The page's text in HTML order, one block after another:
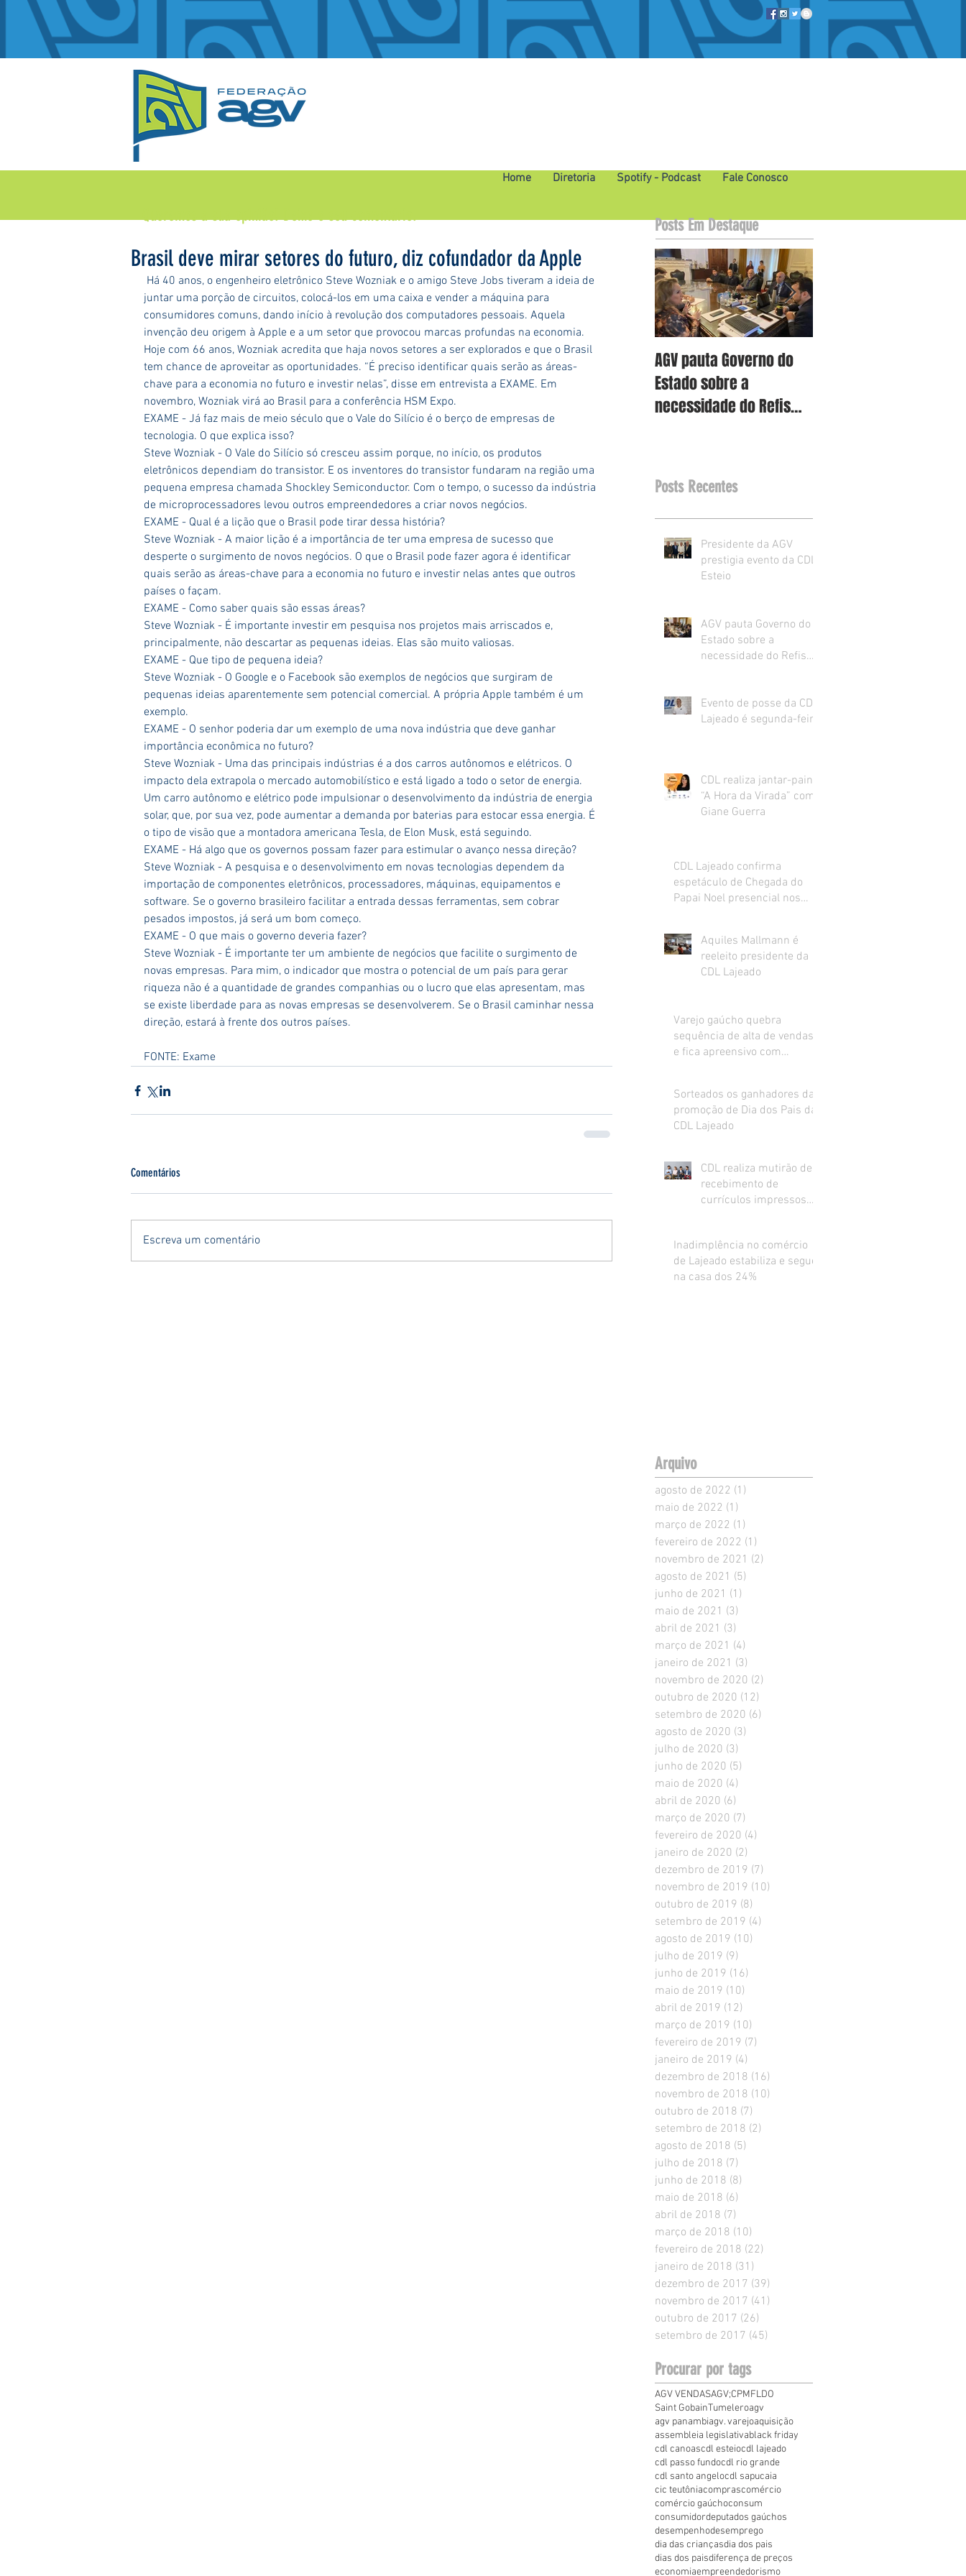
Home Diretoria Spotify - Podcast Fale Conosco
Queremos a sua opinião!Deixe o seu comentário.
Brasil deve mirar setores do futuro, diz cofundador da Apple
juntar uma porção de circuitos, colocá-los em uma caixa e vender a máquina para
consumidores comuns, dando início à revolução dos computadores pessoais. Aquela
invenção deu origem à Apple e a um setor que provocou marcas profundas na economia.
Hoje com 66 anos, Wozniak acredita que haja novos setores a ser explorados e que o Brasil
tem chance de aproveitar as oportunidades. “É preciso identificar quais serão as áreas-
chave para a economia no futuro e investir nelas”, disse em entrevista a EXAME. Em
novembro, Wozniak virá ao Brasil para a conferência HSM Expo.
EXAME - Já faz mais de meio século que o Vale do Silício é o berço de empresas de
tecnologia. O que explica isso?
Steve Wozniak - O Vale do Silício só cresceu assim porque, no início, os produtos
eletrônicos dependiam do transistor. E os inventores do transistor fundaram na região uma
pequena empresa chamada Shockley Semiconductor. Com o tempo, o sucesso da indústria
de microprocessadores levou outros empreendedores a criar novos negócios.
EXAME - Qual é a lição que o Brasil pode tirar dessa história?
Steve Wozniak - A maior lição é a importância de ter uma empresa de sucesso que
desperte o surgimento de novos negócios. O que o Brasil pode fazer agora é identificar
quais serão as áreas-chave para a economia no futuro e investir nelas antes que outros
países o façam.
EXAME - Como saber quais são essas áreas?
Steve Wozniak - É importante investir em pesquisa nos projetos mais arriscados e,
principalmente, não descartar as pequenas ideias. Elas são muito valiosas.
EXAME - Que tipo de pequena ideia?
Steve Wozniak - O Google e o Facebook são exemplos de negócios que surgiram de
pequenas ideias aparentemente sem potencial comercial. A própria Apple também é um
exemplo.
EXAME - O senhor poderia dar um exemplo de uma nova indústria que deve ganhar
importância econômica no futuro?
Steve Wozniak - Uma das principais indústrias é a dos carros autônomos e elétricos. O
impacto dela extrapola o mercado automobilístico e está ligado a todo o setor de energia.
Um carro autônomo e elétrico pode impulsionar o desenvolvimento da indústria de energia
solar, que, por sua vez, pode aumentar a demanda por baterias para estocar essa energia. É
o tipo de visão que a montadora americana Tesla, de Elon Musk, está seguindo.
EXAME - Há algo que os governos possam fazer para estimular o avanço nessa direção?
Steve Wozniak - A pesquisa e o desenvolvimento em novas tecnologias dependem da
importação de componentes eletrônicos, processadores, máquinas, equipamentos e
software. Se o governo brasileiro facilitar a entrada dessas ferramentas, sem cobrar
pesados impostos, já será um bom começo.
EXAME - O que mais o governo deveria fazer?
Steve Wozniak - É importante ter um ambiente de negócios que facilite o surgimento de
novas empresas. Para mim, o indicador que mostra o potencial de um país para gerar
riqueza não é a quantidade de grandes companhias ou o lucro que elas apresentam, mas
se existe liberdade para as novas empresas se desenvolverem. Se o Brasil caminhar nessa
direção, estará à frente dos outros países.
FONTE: Exame
Comentários
Escreva um comentário
Posts Em Destaque
AGV pauta Governo do
Estado sobre a
necessidade do Refis
Posts Recentes
Presidente da AGV
prestigia evento da CDL
Esteio
AGV pauta Governo do
Estado sobre a
necessidade do Refis
Evento de posse da CDL
Lajeado é segunda-feira
CDL realiza jantar-painel
“A Hora da Virada” com
Giane Guerra
CDL Lajeado confirma
espetáculo de Chegada do
Papai Noel presencial nos
Aquiles Mallmann é
reeleito presidente da
CDL Lajeado
Varejo gaúcho quebra
sequência de alta de vendas
e fica apreensivo com
Sorteados os ganhadores da
promoção de Dia dos Pais da
CDL Lajeado
CDL realiza mutirão de
recebimento de
currículos impressos
Inadimplência no comércio
de Lajeado estabiliza e segue
na casa dos 24%
Arquivo
agosto de 2022 (1)
maio de 2022 (1)
março de 2022 (1)
fevereiro de 2022 (1)
novembro de 2021 (2)
agosto de 2021 (5)
junho de 2021 (1)
maio de 2021 (3)
abril de 2021 (3)
março de 2021 (4)
janeiro de 2021 (3)
novembro de 2020 (2)
outubro de 2020 (12)
setembro de 2020 (6)
agosto de 2020 (3)
julho de 2020 (3)
junho de 2020 (5)
maio de 2020 (4)
abril de 2020 (6)
março de 2020 (7)
fevereiro de 2020 (4)
janeiro de 2020 (2)
dezembro de 2019 (7)
novembro de 2019 (10)
outubro de 2019 (8)
setembro de 2019 (4)
agosto de 2019 (10)
julho de 2019 (9)
junho de 2019 (16)
maio de 2019 (10)
abril de 2019 (12)
março de 2019 (10)
fevereiro de 2019 (7)
janeiro de 2019 (4)
dezembro de 2018 (16)
novembro de 2018 (10)
outubro de 2018 (7)
setembro de 2018 (2)
agosto de 2018 (5)
julho de 2018 (7)
junho de 2018 (8)
maio de 2018 (6)
abril de 2018 (7)
março de 2018 (10)
fevereiro de 2018 (22)
janeiro de 2018 (31)
dezembro de 2017 (39)
novembro de 2017 (41)
outubro de 2017 (26)
setembro de 2017 (45)
Procurar por tags
AGV VENDASAGV;CPMFLDO
Saint GobainTumeleroagv
agv panambiagv. varejoaquisição
assembleia legislativablack friday
cdl canoascdl esteiocdl lajeado
cdl passo fundocdl rio grande
cdl santo angelocdl sapucaia
cic teutôniacomprascomércio
comércio gaúchoconsum
consumidordeputados gaúchos
desempenhodesemprego
dia das criançasdia dos pais
dias dos paisdiferença de preços
economiaempreendedorismo